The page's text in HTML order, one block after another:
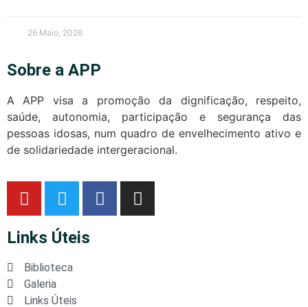
26 Maio, 2026
Sobre a APP
A APP visa a promoção da dignificação, respeito,
saúde, autonomia, participação e segurança das
pessoas idosas, num quadro de envelhecimento ativo e
de solidariedade intergeracional.
Links Úteis
Biblioteca
Galeria
Links Úteis